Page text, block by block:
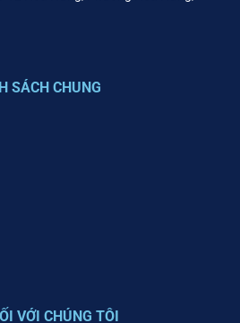
SÁCH CHUNG
VỚI CHÚNG TÔI